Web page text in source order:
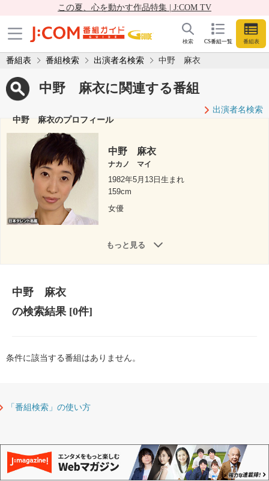
この夏、心を動かす作品特集 | J:COM TV
CS番組一覧 番組表
検索
番組表 番組検索 出演者名検索 中野 麻衣
中野 麻衣に関連する番組
出演者名検索
中野 麻衣のプロフィール
中野 麻衣
ナカノ マイ
1982年5月13日生まれ
159cm
女優
もっと見る
中野 麻衣
の検索結果[0件]
条件に該当する番組はありません。
「番組検索」の使い方